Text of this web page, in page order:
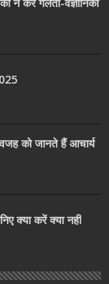
को जानते हैं आचार्य
क्या करें क्या नहीं